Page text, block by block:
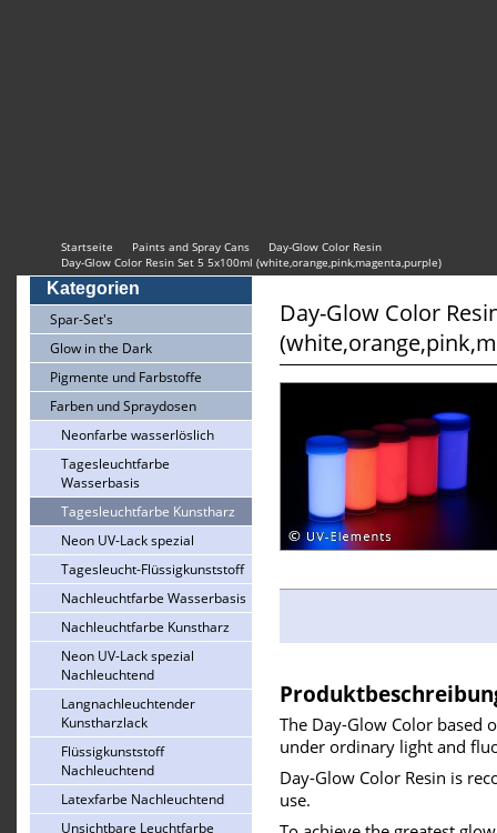
Startseite Paints and Spray Cans
Day-Glow Color Resin
Day-Glow Color Resin Set 5 5x100ml (white,orange,pink,magenta,purple)
Kategorien
Spar-Set's
Glow in the Dark
Pigmente und Farbstoffe
Farben und Spraydosen
Neonfarbe wasserlöslich
Tagesleuchtfarbe
Wasserbasis
Tagesleuchtfarbe Kunstharz
Neon UV-Lack spezial
Tagesleucht-Flüssigkunststoff
Nachleuchtfarbe Wasserbasis
Nachleuchtfarbe Kunstharz
Neon UV-Lack spezial
Nachleuchtend
Langnachleuchtender
Kunstharzlack
Flüssigkunststoff
Nachleuchtend
Latexfarbe Nachleuchtend
Unsichtbare Leuchtfarbe
Day-Glow Color
The Day-Glow Color based
under ordinary light and
Day-Glow Color Resin is
use.